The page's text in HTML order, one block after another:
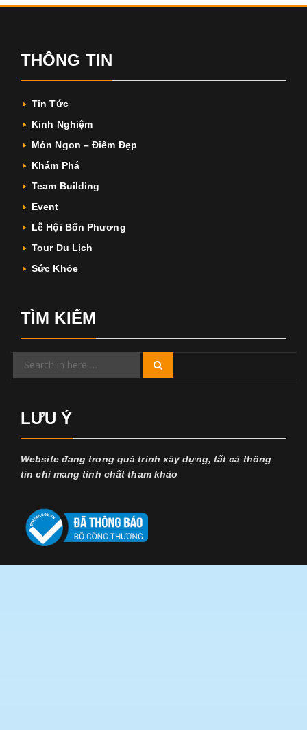
THÔNG TIN
Tin Tức
Kinh Nghiệm
Món Ngon – Điểm Đẹp
Khám Phá
Team Building
Event
Lễ Hội Bốn Phương
Tour Du Lịch
Sức Khỏe
TÌM KIẾM
Search
LƯU Ý
Website đang trong quá trình xây dựng, tất cả thông
tin chỉ mang tính chất tham khảo